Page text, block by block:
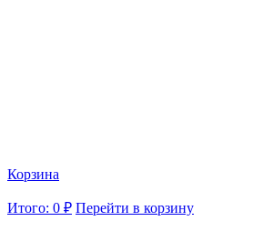
Корзина
Итого: 0 ₽ Перейти в корзину